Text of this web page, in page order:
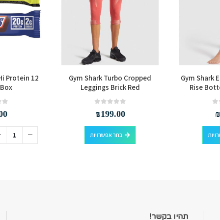
Gym Shark
Rise
₪
למוצר זה יש מספר סוגים. ניתן לבחור את האפשרויות בעמוד המוצר
Gym Shark Turbo Cropped
Leggings Brick Red
₪199.00
בחר אפשרויות
למוצר זה יש מספר סוגים. ניתן לבחור את האפשרויות בעמוד המוצר
Protein 12
תהיו בקשר!